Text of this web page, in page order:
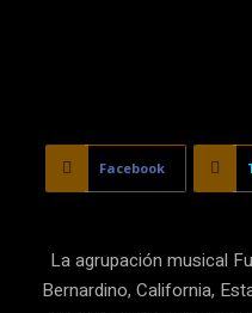
Facebook
La agrupación musical
Bernardino, California,